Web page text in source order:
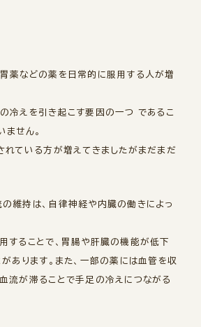
薬などの薬を日常的に服用する人が増
冷えを引き起こす要因の一つ であるこ
ません。
れている方が増えてきましたがまだまだ
維持は、自律神経や内臓の働きによっ
することで、胃腸や肝臓の機能が低下
あります。また、一部の薬には血管を収
流が滞ることで手足の冷えにつながる